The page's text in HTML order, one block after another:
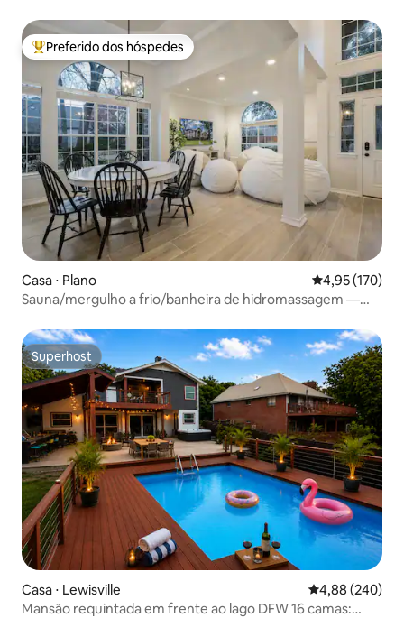
Entre os melhores preferidos dos hóspedes
Preferido dos hóspedes
Casa ⋅ Plano 4,95 de uma
4,95 (170)
Sauna/mergulho a frio/banheira de hidromassagem —
Superhost
Superhost
Casa ⋅ Lewisville 4,88 de uma
4,88 (240)
Mansão requintada em frente ao lago DFW 16 camas: